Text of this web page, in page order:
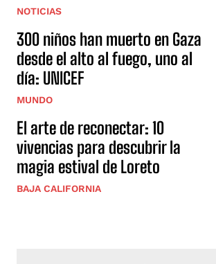
NOTICIAS
300 niños han muerto en Gaza
desde el alto al fuego, uno al
día: UNICEF
MUNDO
El arte de reconectar: 10
vivencias para descubrir la
magia estival de Loreto
BAJA CALIFORNIA